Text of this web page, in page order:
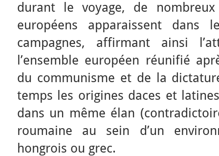
durant le voyage, de
européens apparaissent
campagnes, affirmant ainsi
l’ensemble européen réunifié
du communisme et de la
temps les origines daces et
dans un même élan
roumaine au sein d’un
hongrois ou grec.